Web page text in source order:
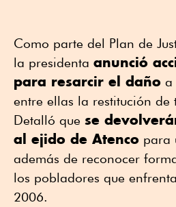
Como parte del Plan de
la presidenta anunció
para resarcir el daño a
entre ellas la restitución de
Detalló que se
al ejido de Atenco para
además de reconocer
los pobladores que
2006.